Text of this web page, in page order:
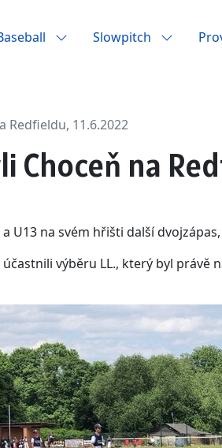
Slowpitch
Redfieldu, 11.6.2022
Choceň na
U13 na svém hřišti další
výběru LL., který byl právě